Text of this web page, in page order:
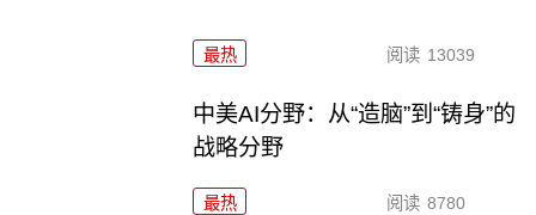
最热 阅读 13039
中美AI分野：从“造脑”到“铸身”的
战略分野
最热 阅读 8780